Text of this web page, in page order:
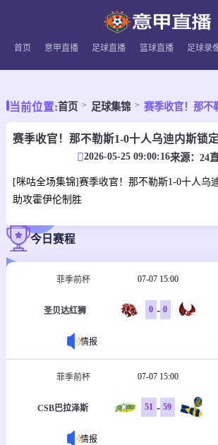
首页 意甲直播 足球直播 篮球直播 足球录
当前位置:首页 足球集锦
2026-05-25 09:00:16来源： 24
[咪咕全场集锦]赛季收官！那不勒斯1-0十人乌
助攻霍伊伦制胜
今日赛程
菲季前杯 07-07 15:00
圣贝达红狮 0 - 0
情报
菲季前杯 07-07 15:00
CSB巴拉泽斯 51 - 59
情报